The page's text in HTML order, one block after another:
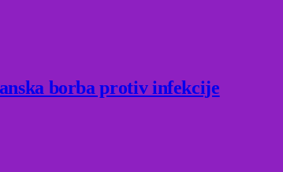
borba protiv infekcije